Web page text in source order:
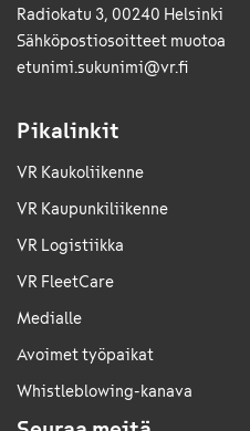
Radiokatu 3, 00240 Helsinki
Sähkö­posti­osoitteet muotoa
etunimi.sukunimi@vr.fi
Pikalinkit
VR Kaukoliikenne
VR Kaupunkiliikenne
VR Logistiikka
VR FleetCare
Medialle
Avoimet työpaikat
Whistleblowing-kanava